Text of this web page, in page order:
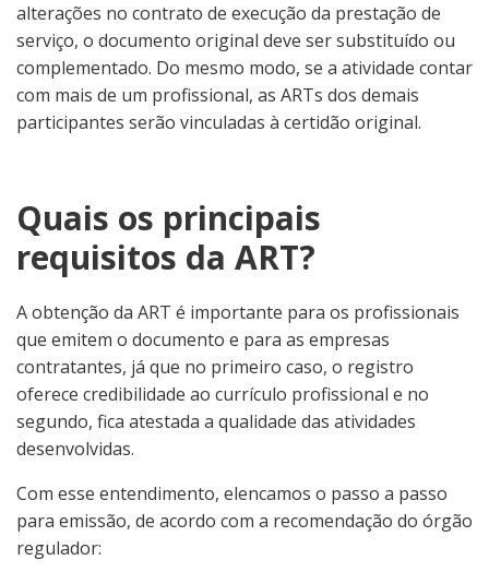
alterações no contrato de execução da prestação de
serviço, o documento original deve ser substituído ou
complementado. Do mesmo modo, se a atividade contar
com mais de um profissional, as ARTs dos demais
participantes serão vinculadas à certidão original.
Quais os principais
requisitos da ART?
A obtenção da ART é importante para os profissionais
que emitem o documento e para as empresas
contratantes, já que no primeiro caso, o registro
oferece credibilidade ao currículo profissional e no
segundo, fica atestada a qualidade das atividades
desenvolvidas.
Com esse entendimento, elencamos o passo a passo
para emissão, de acordo com a recomendação do órgão
regulador: